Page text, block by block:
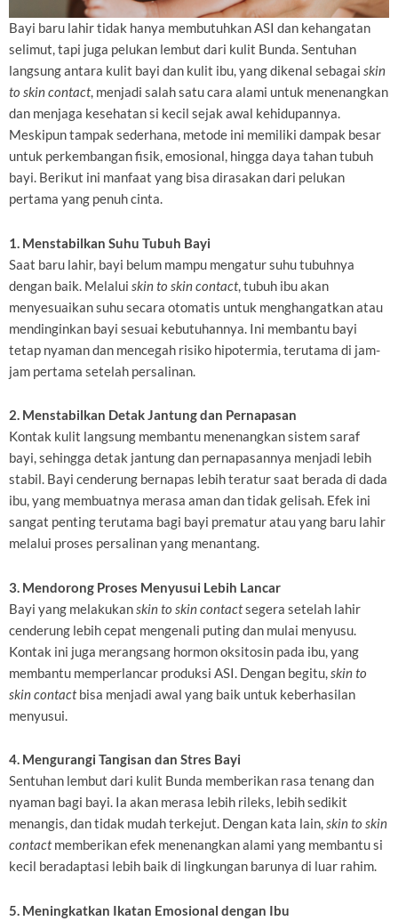
Bayi baru lahir tidak hanya membutuhkan ASI dan kehangatan
selimut, tapi juga pelukan lembut dari kulit Bunda. Sentuhan
langsung antara kulit bayi dan kulit ibu, yang dikenal sebagai skin
to skin contact, menjadi salah satu cara alami untuk menenangkan
dan menjaga kesehatan si kecil sejak awal kehidupannya.
Meskipun tampak sederhana, metode ini memiliki dampak besar
untuk perkembangan fisik, emosional, hingga daya tahan tubuh
bayi. Berikut ini manfaat yang bisa dirasakan dari pelukan
pertama yang penuh cinta.
1. Menstabilkan Suhu Tubuh Bayi
Saat baru lahir, bayi belum mampu mengatur suhu tubuhnya
dengan baik. Melalui skin to skin contact, tubuh ibu akan
menyesuaikan suhu secara otomatis untuk menghangatkan atau
mendinginkan bayi sesuai kebutuhannya. Ini membantu bayi
tetap nyaman dan mencegah risiko hipotermia, terutama di jam-
jam pertama setelah persalinan.
2. Menstabilkan Detak Jantung dan Pernapasan
Kontak kulit langsung membantu menenangkan sistem saraf
bayi, sehingga detak jantung dan pernapasannya menjadi lebih
stabil. Bayi cenderung bernapas lebih teratur saat berada di dada
ibu, yang membuatnya merasa aman dan tidak gelisah. Efek ini
sangat penting terutama bagi bayi prematur atau yang baru lahir
melalui proses persalinan yang menantang.
3. Mendorong Proses Menyusui Lebih Lancar
Bayi yang melakukanskin to skin contactsegera setelah lahir
cenderung lebih cepat mengenali puting dan mulai menyusu.
Kontak ini juga merangsang hormon oksitosin pada ibu, yang
membantu memperlancar produksi ASI. Dengan begitu,skin to
skin contactbisa menjadi awal yang baik untuk keberhasilan
menyusui.
4. Mengurangi Tangisan dan Stres Bayi
Sentuhan lembut dari kulit Bunda memberikan rasa tenang dan
nyaman bagi bayi. Ia akan merasa lebih rileks, lebih sedikit
menangis, dan tidak mudah terkejut. Dengan kata lain,skin to skin
contactmemberikan efek menenangkan alami yang membantu si
kecil beradaptasi lebih baik di lingkungan barunya di luar rahim.
5. Meningkatkan Ikatan Emosional dengan Ibu